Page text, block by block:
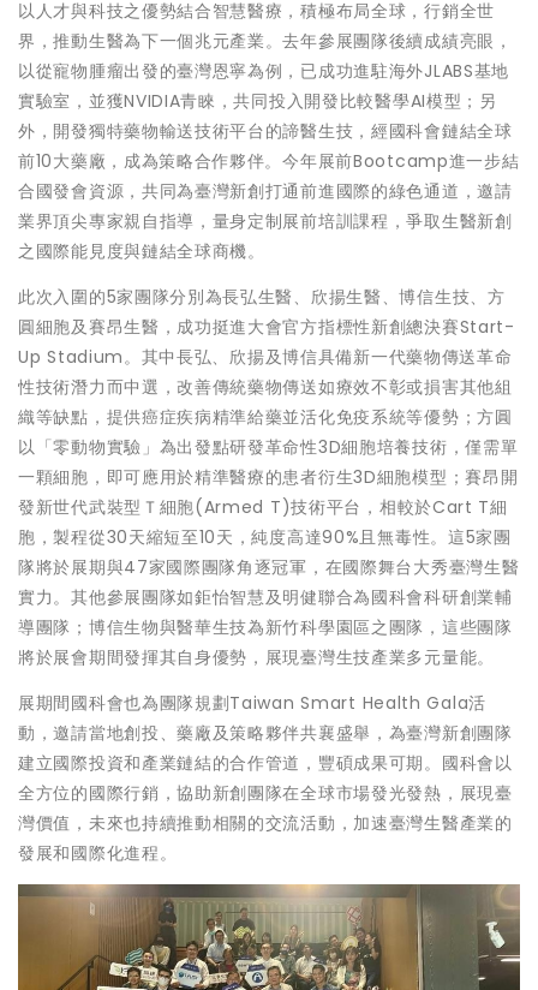
以人才與科技之優勢結合智慧醫療，積極布局全球，行銷全世
界，推動生醫為下一個兆元產業。去年參展團隊後續成績亮眼，
以從寵物腫瘤出發的臺灣恩寧為例，已成功進駐海外JLABS基地
實驗室，並獲NVIDIA青睞，共同投入開發比較醫學AI模型；另
外，開發獨特藥物輸送技術平台的諦醫生技，經國科會鏈結全球
前10大藥廠，成為策略合作夥伴。今年展前Bootcamp進一步結
合國發會資源，共同為臺灣新創打通前進國際的綠色通道，邀請
業界頂尖專家親自指導，量身定制展前培訓課程，爭取生醫新創
之國際能見度與鏈結全球商機。
此次入圍的5家團隊分別為長弘生醫、欣揚生醫、博信生技、方
圓細胞及賽昂生醫，成功挺進大會官方指標性新創總決賽Start-
Up Stadium。其中長弘、欣揚及博信具備新一代藥物傳送革命
性技術潛力而中選，改善傳統藥物傳送如療效不彰或損害其他組
織等缺點，提供癌症疾病精準給藥並活化免疫系統等優勢；方圓
以「零動物實驗」為出發點研發革命性3D細胞培養技術，僅需單
一顆細胞，即可應用於精準醫療的患者衍生3D細胞模型；賽昂開
發新世代武裝型Ｔ細胞(Armed T)技術平台，相較於Cart T細
胞，製程從30天縮短至10天，純度高達90%且無毒性。這5家團
隊將於展期與47家國際團隊角逐冠軍，在國際舞台大秀臺灣生醫
實力。其他參展團隊如鉅怡智慧及明健聯合為國科會科研創業輔
導團隊；博信生物與醫華生技為新竹科學園區之團隊，這些團隊
將於展會期間發揮其自身優勢，展現臺灣生技產業多元量能。
展期間國科會也為團隊規劃Taiwan Smart Health Gala活
動，邀請當地創投、藥廠及策略夥伴共襄盛舉，為臺灣新創團隊
建立國際投資和產業鏈結的合作管道，豐碩成果可期。國科會以
全方位的國際行銷，協助新創團隊在全球市場發光發熱，展現臺
灣價值，未來也持續推動相關的交流活動，加速臺灣生醫產業的
發展和國際化進程。